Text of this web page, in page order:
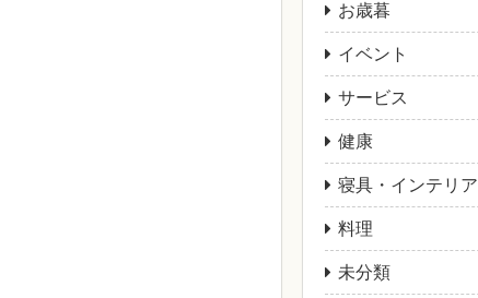
お歳暮
イベント
サービス
健康
寝具・インテリア
料理
未分類